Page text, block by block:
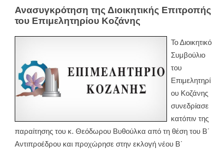
Ανασυγκρότηση της Διοικητικής Επιτροπής
του Επιμελητηρίου Κοζάνης
Το Διοικητικό
Συμβούλιο
του
Επιμελητηρί
ου Κοζάνης
συνεδρίασε
κατόπιν της
παραίτησης του κ. Θεόδωρου Βυθούλκα από τη θέση του Β΄
Αντιπροέδρου και προχώρησε στην εκλογή νέου Β΄